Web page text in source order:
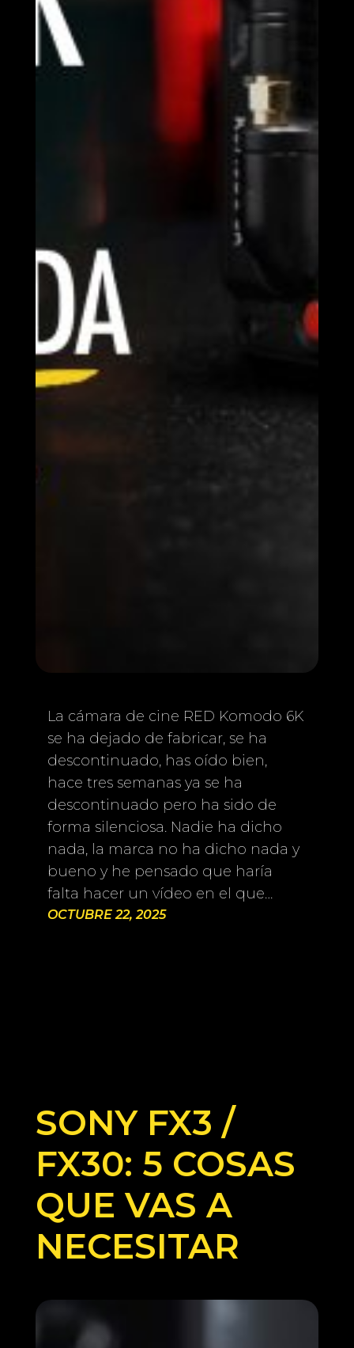
La cámara de cine RED Komodo 6K
se ha dejado de fabricar, se ha
descontinuado, has oído bien,
hace tres semanas ya se ha
descontinuado pero ha sido de
forma silenciosa. Nadie ha dicho
nada, la marca no ha dicho nada y
bueno y he pensado que haría
falta hacer un vídeo en el que…
OCTUBRE 22, 2025
SONY FX3 /
FX30: 5 COSAS
QUE VAS A
NECESITAR